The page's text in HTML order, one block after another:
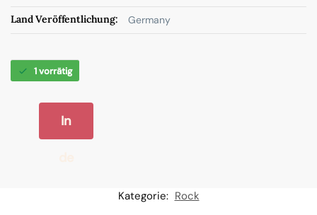
Land Veröffentlichung: Germany
1 vorrätig
In
Kategorie: Rock